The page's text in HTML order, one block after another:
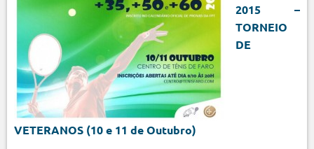
2015 –
TORNEIO
DE
VETERANOS (10 e 11 de Outubro)